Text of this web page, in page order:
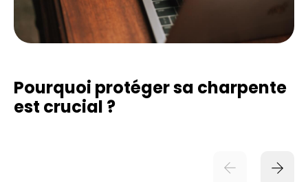
Pourquoi protéger sa charpente
est crucial ?